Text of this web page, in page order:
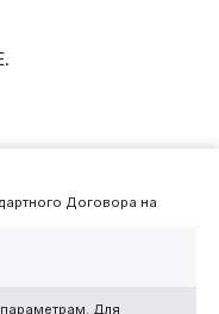
Договора на
Для
вWEBCETERA